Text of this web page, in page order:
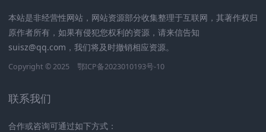
本站是非经营性网站，网站资源部分收集整理于互联网，其著作权归
原作者所有，如果有侵犯您权利的资源，请来信告知
suisz@qq.com，我们将及时撤销相应资源。
Copyright © 2025 鄂ICP备2023010193号-10
联系我们
合作或咨询可通过如下方式：